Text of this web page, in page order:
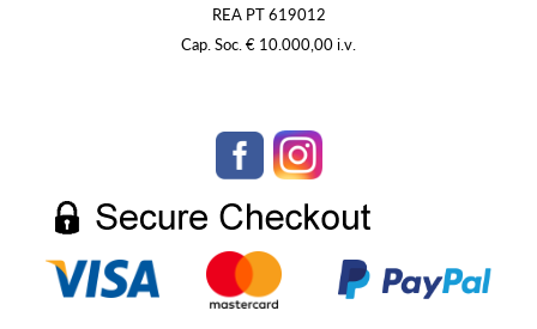
REA PT 619012
Cap. Soc. € 10.000,00 i.v.